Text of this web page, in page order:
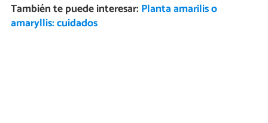
También te puede interesar: Planta amarilis o
amaryllis: cuidados